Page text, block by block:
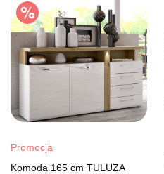
Promocja
Komoda 165 cm TULUZA